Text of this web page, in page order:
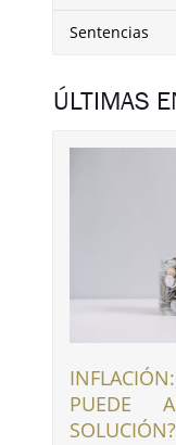
Sentencias
ÚLTIMAS
PUEDE
SOLUCIÓN?